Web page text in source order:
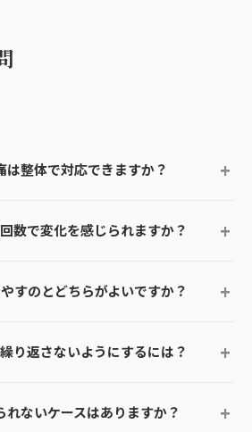
は整体で対応できますか？
数で変化を感じられますか？
すのとどちらがよいですか？
り返さないようにするには？
れないケースはありますか？